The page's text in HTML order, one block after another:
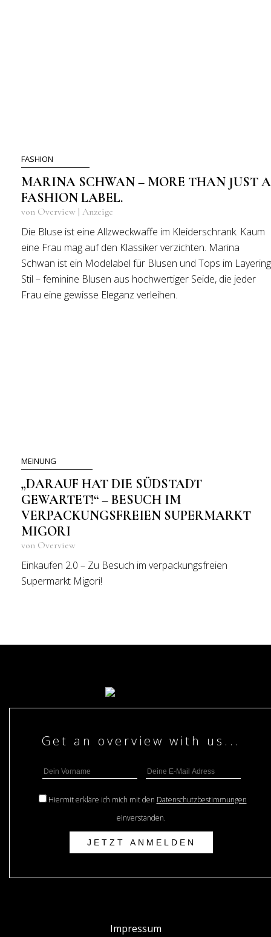
FASHION
MARINA SCHWAN – MORE THAN JUST A
FASHION LABEL.
von Overview | Anzeige
Die Bluse ist eine Allzweckwaffe im Kleiderschrank. Kaum
eine Frau mag auf den Klassiker verzichten. Marina
Schwan ist ein Modelabel für Blusen und Tops im
Stil – feminine Blusen aus hochwertiger Seide, die jeder
Frau eine gewisse Eleganz verleihen.
MEINUNG
„DARAUF HAT DIE SÜDSTADT
GEWARTET!“ – BESUCH IM
VERPACKUNGSFREIEN SUPERMARKT
MIGORI
von Overview
Einkaufen 2.0 – Zu Besuch im verpackungsfreien
Supermarkt Migori!
Hiermit erkläre ich mich mit den Datenschutzbestimmungen
einverstanden.
Impressum